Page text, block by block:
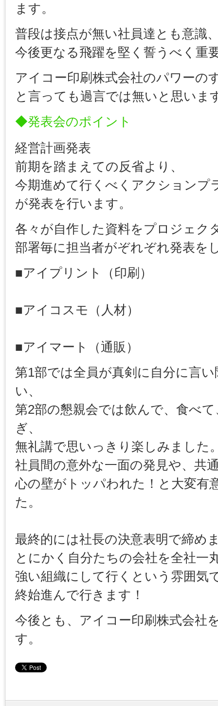
ます。
普段は接点が無い社員達とも意識
今後更なる飛躍を堅く誓うべく重
アイコー印刷株式会社のパワーの
と言っても過言では無いと思いま
◆発表会のポイント
経営計画発表
前期を踏まえての反省より、
今期進めて行くべくアクションプ
が発表を行います。
各々が自作した資料をプロジェク
部署毎に担当者がぞれぞれ発表を
■アイプリント（印刷）
■アイコスモ（人材）
■アイマート（通販）
第1部では全員が真剣に自分に言
い、
第2部の懇親会では飲んで、食べ
ぎ、
無礼講で思いっきり楽しみました
社員間の意外な一面の発見や、共
心の壁がトッパわれた！と大変有
た。
最終的には社長の決意表明で締め
とにかく自分たちの会社を全社一
強い組織にして行くという雰囲気
終始進んで行きます！
今後とも、アイコー印刷株式会社
す。